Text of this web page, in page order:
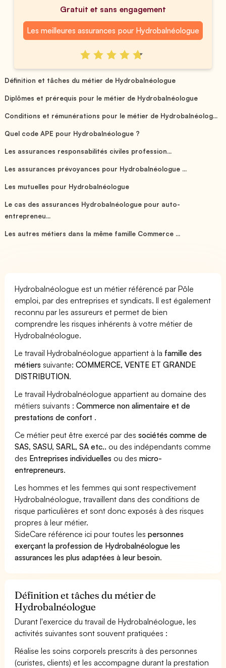
Gratuit et sans engagement
Les meilleures assurances pour Hydrobalnéologue
Définition et tâches du métier de Hydrobalnéologue
Diplômes et prérequis pour le métier de Hydrobalnéologue
Conditions et rémunérations pour le métier de Hydrobalnéolog...
Quel code APE pour Hydrobalnéologue ?
Les assurances responsabilités civiles profession...
Les assurances prévoyances pour Hydrobalnéologue ...
Les mutuelles pour Hydrobalnéologue
Le cas des assurances Hydrobalnéologue pour auto-
entrepreneu...
Les autres métiers dans la même famille Commerce ...
Hydrobalnéologue est un métier référencé par Pôle
emploi, par des entreprises et syndicats. Il est également
reconnu par les assureurs et permet de bien
comprendre les risques inhérents à votre métier de
Hydrobalnéologue.
Le travail Hydrobalnéologue appartient à la famille des
métiers suivante:COMMERCE, VENTE ET GRANDE
DISTRIBUTION.
Le travail Hydrobalnéologue appartient au domaine des
métiers suivants :Commerce non alimentaire et de
prestations de confort .
Ce métier peut être exercé par dessociétés comme de
SAS, SASU, SARL, SA etc.. ou des indépendants comme
des Entreprises individuelles ou desmicro-
entrepreneurs.
Les hommes et les femmes qui sont respectivement
Hydrobalnéologue, travaillent dans des conditions de
risque particulières et sont donc exposés à des risques
propres à leur métier.
SideCare référence ici pour toutes lespersonnes
exerçant la profession de Hydrobalnéologue les
assurances les plus adaptées à leur besoin.
Définition et tâches du métier de
Hydrobalnéologue
Durant l'exercice du travail de Hydrobalnéologue, les
activités suivantes sont souvent pratiquées :
Réalise les soins corporels prescrits à des personnes
(curistes, clients) et les accompagne durant la prestation